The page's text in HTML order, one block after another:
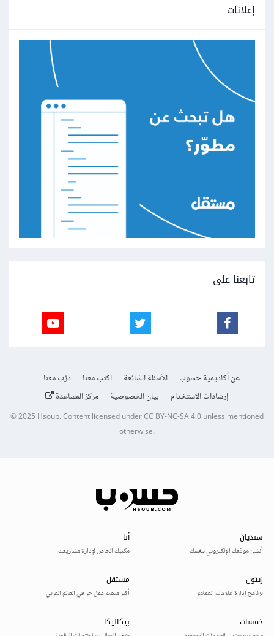
إعلانات
تابعنا على
عن أكاديمية حسوب الأسئلة الشائعة اكتب معنا
درّب معنا
إرشادات الاستخدام
بيان الخصوصية مركز المساعدة
© 2025Hsoub.Content licensed underCC BY-NC-SA 4.0unless mentioned
otherwise.